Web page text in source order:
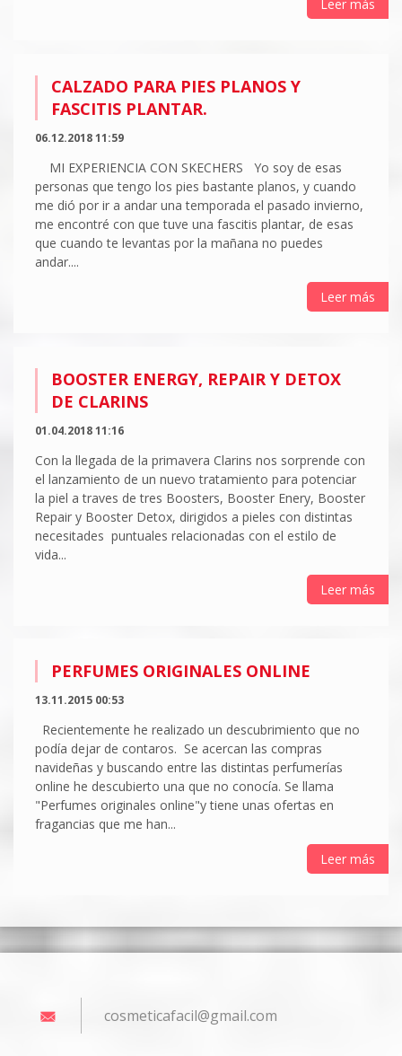
Leer más
CALZADO PARA PIES PLANOS Y
FASCITIS PLANTAR.
06.12.2018 11:59
MI EXPERIENCIA CON SKECHERS Yo soy de esas
personas que tengo los pies bastante planos, y cuando
me dió por ir a andar una temporada el pasado invierno,
me encontré con que tuve una fascitis plantar, de esas
que cuando te levantas por la mañana no puedes
andar....
Leer más
BOOSTER ENERGY, REPAIR Y DETOX
DE CLARINS
01.04.2018 11:16
Con la llegada de la primavera Clarins nos sorprende con
el lanzamiento de un nuevo tratamiento para potenciar
la piel a traves de tres Boosters, Booster Enery, Booster
Repair y Booster Detox, dirigidos a pieles con distintas
necesitades puntuales relacionadas con el estilo de
vida...
Leer más
PERFUMES ORIGINALES ONLINE
13.11.2015 00:53
Recientemente he realizado un descubrimiento que no
podía dejar de contaros. Se acercan las compras
navideñas y buscando entre las distintas perfumerías
online he descubierto una que no conocía. Se llama
"Perfumes originales online"y tiene unas ofertas en
fragancias que me han...
Leer más
cosmeticafacil@gmail.com